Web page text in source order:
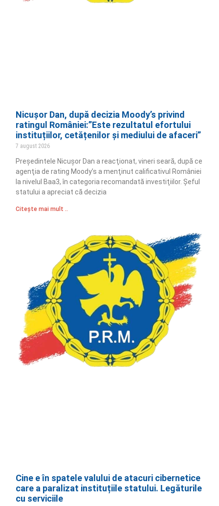
Nicușor Dan, după decizia Moody’s privind
ratingul României:”Este rezultatul efortului
instituțiilor, cetățenilor și mediului de afaceri”
7 august 2026
Preşedintele Nicuşor Dan a reacţionat, vineri seară, după ce
agenţia de rating Moody’s a menţinut calificativul României
la nivelul Baa3, în categoria recomandată investiţiilor. Şeful
statului a apreciat că decizia
Citește mai mult ..
Cine e în spatele valului de atacuri cibernetice
care a paralizat instituțiile statului. Legăturile
cu serviciile